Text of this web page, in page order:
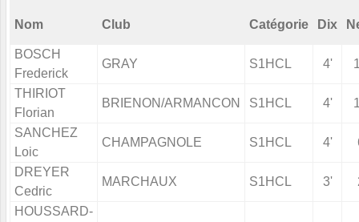
Nom Club Catégorie Dix
BOSCH
Frederick
GRAY S1HCL 4'
THIRIOT
Florian
BRIENON/ARMANCON S1HCL 4'
SANCHEZ
Loic
CHAMPAGNOLE S1HCL 4'
DREYER
Cedric
MARCHAUX S1HCL 3'
HOUSSARD-